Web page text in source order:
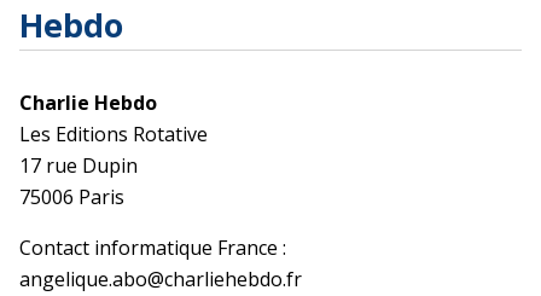
Hebdo
Charlie Hebdo
Les Editions Rotative
17 rue Dupin
75006 Paris
Contact informatique France :
angelique.abo@charliehebdo.fr